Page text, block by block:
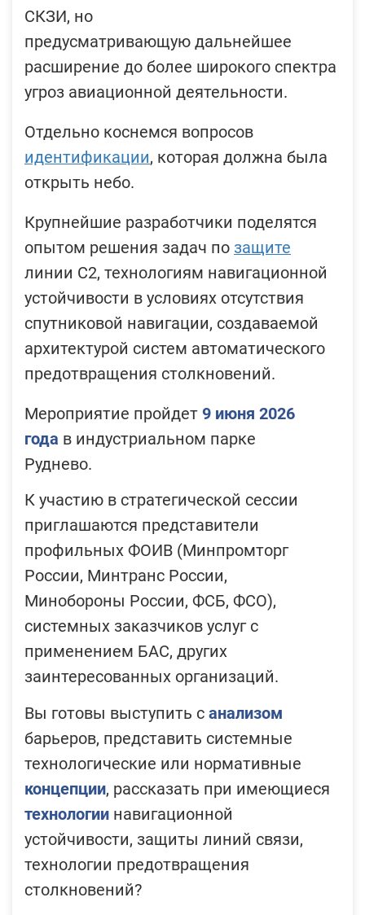
СКЗИ, но
предусматривающую дальнейшее
расширение до более широкого спектра
угроз авиационной деятельности.
Отдельно коснемся вопросов
идентификации, которая должна была
открыть небо.
Крупнейшие разработчики поделятся
опытом решения задач по защите
линии С2, технологиям навигационной
устойчивости в условиях отсутствия
спутниковой навигации, создаваемой
архитектурой систем автоматического
предотвращения столкновений.
Мероприятие пройдет 9 июня 2026
года в индустриальном парке
Руднево.
К участию в стратегической сессии
приглашаются представители
профильных ФОИВ (Минпромторг
России, Минтранс России,
Минобороны России, ФСБ, ФСО),
системных заказчиков услуг с
применением БАС, других
заинтересованных организаций.
Вы готовы выступить с анализом
барьеров, представить системные
технологические или нормативные
концепции, рассказать при имеющиеся
технологии навигационной
устойчивости, защиты линий связи,
технологии предотвращения
столкновений?